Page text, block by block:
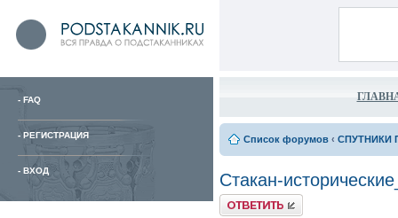
- FAQ
- РЕГИСТРАЦИЯ
- ВХОД
Список форумов ‹ СПУТНИКИ
Стакан-